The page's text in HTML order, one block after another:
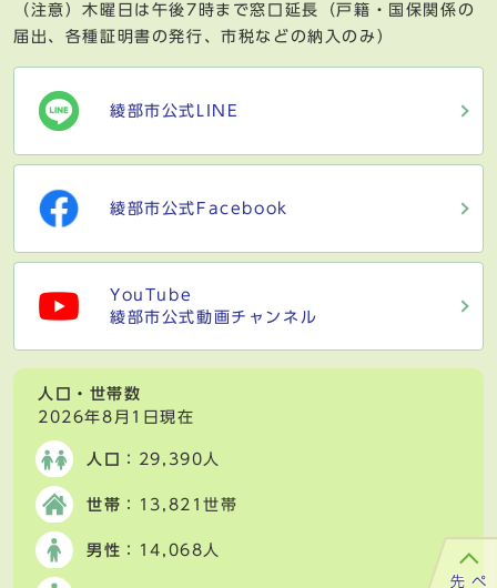
（注意）木曜日は午後7時まで窓口延長（戸籍・国保関係の
届出、各種証明書の発行、市税などの納入のみ）
綾部市公式LINE
綾部市公式Facebook
YouTube
綾部市公式動画チャンネル
人口・世帯数
2026年8月1日現在
人口 ：29,390人
世帯 ：13,821世帯
男性 ：14,068人